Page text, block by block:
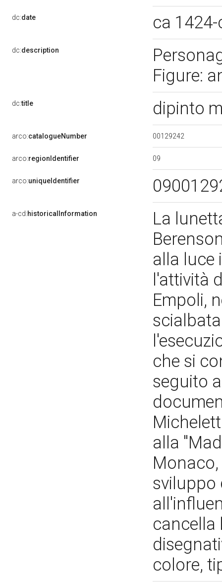
dc:date ca
dc:description
Figure:
dc:title dipinto
arco:catalogueNumber 00129242
arco:regionIdentifier 09
arco:uniqueIdentifier
a-cd:historicalInformation
La
alla luce
l'attività
Empoli,
che si
seguito
alla
sviluppo
cancella
colore,